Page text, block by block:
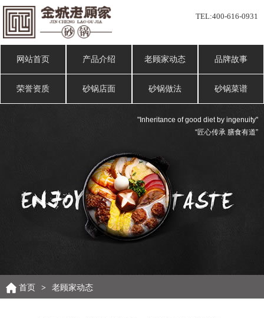
TEL:400-616-0931
网站首页 产品介绍 老顾家动态 品牌故事
荣誉资质 砂锅店面 砂锅做法 砂锅菜谱
"Inheritance of good diet by ingenuity"
“匠心传承 膳食有道”
首页 > 老顾家动态